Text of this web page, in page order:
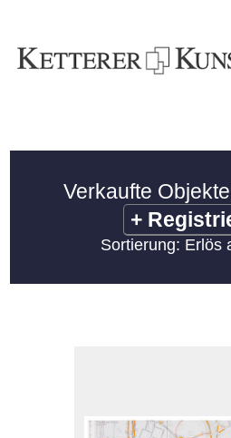
Verkaufte
+
Sortierung: Erlös